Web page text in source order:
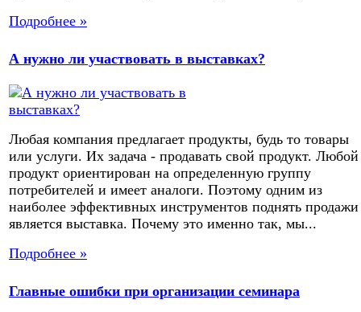
Подробнее »
А нужно ли участвовать в выставках?
Любая компания предлагает продукты, будь то товары
или услуги. Их задача - продавать свой продукт. Любой
продукт ориентирован на определенную группу
потребителей и имеет аналоги. Поэтому одним из
наиболее эффективных инструментов поднять продажи
является выставка. Почему это именно так, мы...
Подробнее »
Главные ошибки при организации семинара